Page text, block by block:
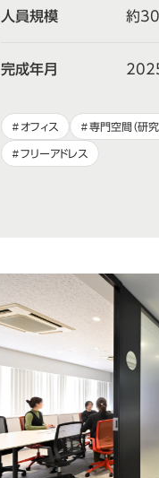
人員規模 約
完成年月
オフィス 専門空間（研
フリーアドレス